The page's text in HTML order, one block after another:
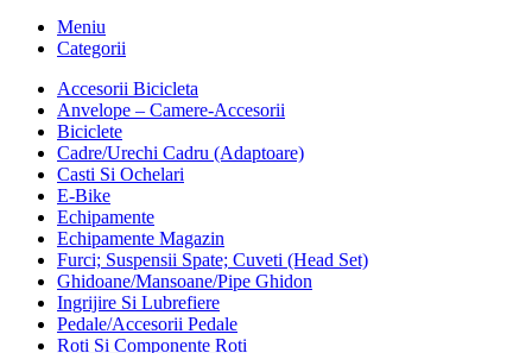
Meniu
Categorii
Accesorii Bicicleta
Anvelope – Camere-Accesorii
Biciclete
Cadre/Urechi Cadru (Adaptoare)
Casti Si Ochelari
E-Bike
Echipamente
Echipamente Magazin
Furci; Suspensii Spate; Cuveti (Head Set)
Ghidoane/Mansoane/Pipe Ghidon
Ingrijire Si Lubrefiere
Pedale/Accesorii Pedale
Roti Si Componente Roti